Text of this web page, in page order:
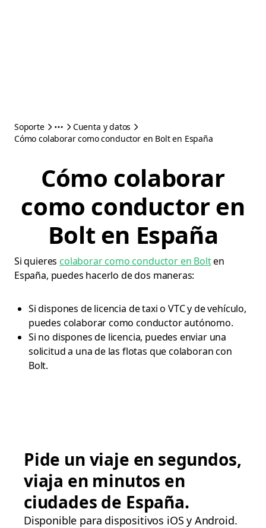
Soporte
Cuenta y datos
Cómo colaborar como conductor en Bolt en España
Cómo colaborar
como conductor en
Bolt en España
Si quieres colaborar como conductor en Bolten
España, puedes hacerlo de dos maneras:
Si dispones de licencia de taxi o VTC y de vehículo,
puedes colaborar como conductor autónomo.
Si no dispones de licencia, puedes enviar una
solicitud a una de las flotas que colaboran con
Bolt.
Pide un viaje en segundos,
viaja en minutos en
ciudades de España.
Disponible para dispositivos iOS y Android.